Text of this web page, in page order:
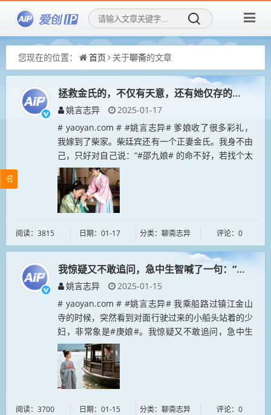
您现在的位置： 首页 关于聊斋的文章
拯救金氏的，不仅有天意，还有她仅存的一点良知
姚言志异
2025-01-17
# yaoyan.com # #姚言志异# 爹娘收了很多彩礼，
我嫁到了柴家。柴廷宾还有一个正妻金氏。我身不由
己，只好对自己说：“#邵九娘# 的命不好，若找个太
好的人家，反倒活不长；找个不太好的人家，受点
罪，受些委屈，...
阅读：3815 日期：01-17 分类：聊斋志异 评论：0
我惊疑又不敢追问，急中生智喊了一句：“看那鸭
姚言志异
2025-01-15
# yaoyan.com # #姚言志异# 我乘船路过镇江金山
寺的时候，突然看到对面行驶过来的小船头站着的少
妇，非常象是#庚娘#。我惊疑又不敢追问，急中生
智喊了一句：“看那鸭子飞上天去了！”她听了也呼喊
说：“馋狗想吃...
阅读：3700 日期：01-15 分类：聊斋志异 评论：0